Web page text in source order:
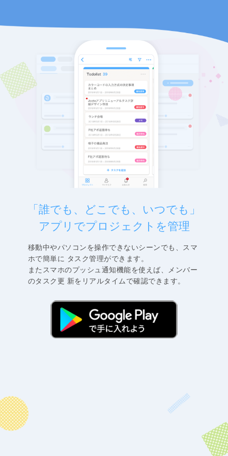
「誰でも、どこでも、いつでも」
アプリでプロジェクトを管理
移動中やパソコンを操作できないシーンでも、スマ
ホで簡単に タスク管理ができます。
またスマホのプッシュ通知機能を使えば、メンバー
のタスク更 新をリアルタイムで確認できます。